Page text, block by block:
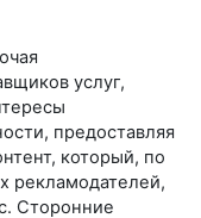
услуг,
предоставляя
который, по
рекламодателей,
Сторонние